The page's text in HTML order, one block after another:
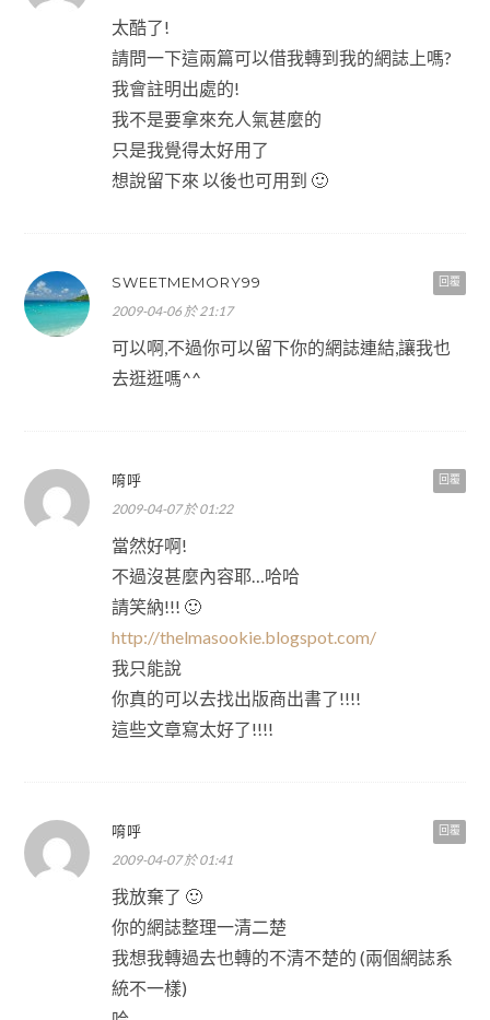
太酷了!
請問一下這兩篇可以借我轉到我的網誌上嗎?
我會註明出處的!
我不是要拿來充人氣甚麼的
只是我覺得太好用了
想說留下來 以後也可用到 🙂
回覆
SWEETMEMORY99
2009-04-06 於 21:17
可以啊,不過你可以留下你的網誌連結,讓我也
去逛逛嗎^^
回覆
唷呼
2009-04-07 於 01:22
當然好啊!
不過沒甚麼內容耶…哈哈
請笑納!!! 🙂
http://thelmasookie.blogspot.com/
我只能說
你真的可以去找出版商出書了!!!!
這些文章寫太好了!!!!
回覆
唷呼
2009-04-07 於 01:41
我放棄了 🙂
你的網誌整理一清二楚
我想我轉過去也轉的不清不楚的 (兩個網誌系
統不一樣)